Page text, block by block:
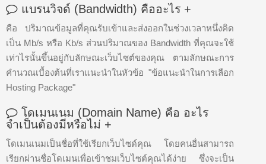
แบรนวิจด์ (Bandwidth) คืออะไร +
คือ ปริมาณข้อมูลที่คุณรับเข้าและส่งออกในช่วงเวลาหนึ่งคิด
เป็น Mb/s หรือ Kb/s ส่วนปริมาณของ Bandwidth ที่คุณจะใช้
เท่าไรนั้นขึ้นอยู่กับลักษณะเว็บไซต์ของคุณ ตามลักษณะการ
คำนวณเบื้องต้นที่เราแนะนำในหัวข้อ "ข้อแนะนำในการเลือก
Hosting Package"
โดเมนเนม (Domain Name) คือ อะไร
จำเป็นต้องมีหรือไม่ +
โดเมนเนมเป็นชื่อที่ใช้เรียกเว็บไซด์คุณ โดยคนอื่นสามารถ
เรียกผ่านชื่อโดเมนเพื่อเข้าชมเว็บไซต์คุณได้ง่าย ซึ่งจะเป็น